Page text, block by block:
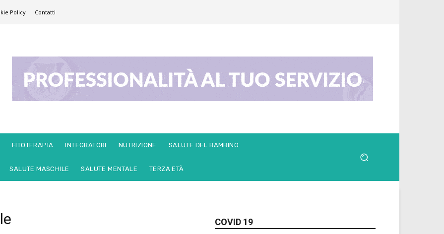
Policy Contatti
FITOTERAPIA INTEGRATORI NUTRIZIONE SALUTE DEL BAMBINO
SALUTE MASCHILE SALUTE MENTALE TERZA ETÀ
COVID 19